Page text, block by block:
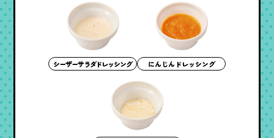
シーザーサラダドレッシング にんじんドレッシング